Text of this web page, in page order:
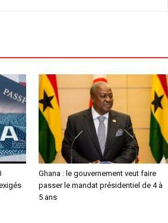
Ghana : le gouvernement veut faire
passer le mandat présidentiel de 4 à
5 ans